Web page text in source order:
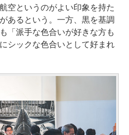
空というのがよい印象を持た
あるという。一方、黒を基調
「派手な色合いが好きな方も
シックな色合いとして好まれ